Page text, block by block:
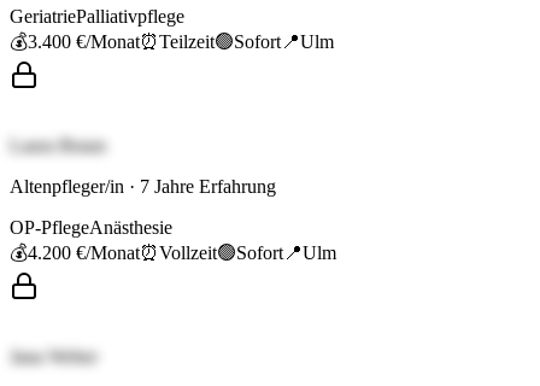
GeriatriePalliativpflege
💰3.400 €/Monat⏰Teilzeit🟢Sofort 📍Ulm
Laura Braun
Altenpfleger/in · 7 Jahre Erfahrung
OP-PflegeAnästhesie
💰4.200 €/Monat⏰Vollzeit🟢Sofort 📍Ulm
Jana Weber